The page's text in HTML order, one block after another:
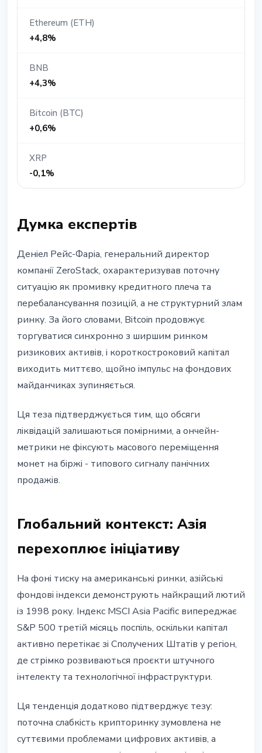
Ethereum (ETH)
+4,8%
BNB
+4,3%
Bitcoin (BTC)
+0,6%
XRP
-0,1%
Думка експертів
Деніел Рейс-Фаріа, генеральний директор
компанії ZeroStack, охарактеризував поточну
ситуацію як промивку кредитного плеча та
перебалансування позицій, а не структурний злам
ринку. За його словами, Bitcoin продовжує
торгуватися синхронно з ширшим ринком
ризикових активів, і короткостроковий капітал
виходить миттєво, щойно імпульс на фондових
майданчиках зупиняється.
Ця теза підтверджується тим, що обсяги
ліквідацій залишаються помірними, а ончейн-
метрики не фіксують масового переміщення
монет на біржі - типового сигналу панічних
продажів.
Глобальний контекст: Азія
перехоплює ініціативу
На фоні тиску на американські ринки, азійські
фондові індекси демонструють найкращий лютий
із 1998 року. Індекс MSCI Asia Pacific випереджає
S&P 500 третій місяць поспіль, оскільки капітал
активно перетікає зі Сполучених Штатів у регіон,
де стрімко розвиваються проєкти штучного
інтелекту та технологічної інфраструктури.
Ця тенденція додатково підтверджує тезу:
поточна слабкість крипторинку зумовлена не
суттєвими проблемами цифрових активів, а